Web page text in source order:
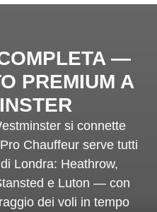
—
PREMIUM A
si connette
Chauffeur serve tutti
Londra: Heathrow,
e Luton — con
dei voli in tempo